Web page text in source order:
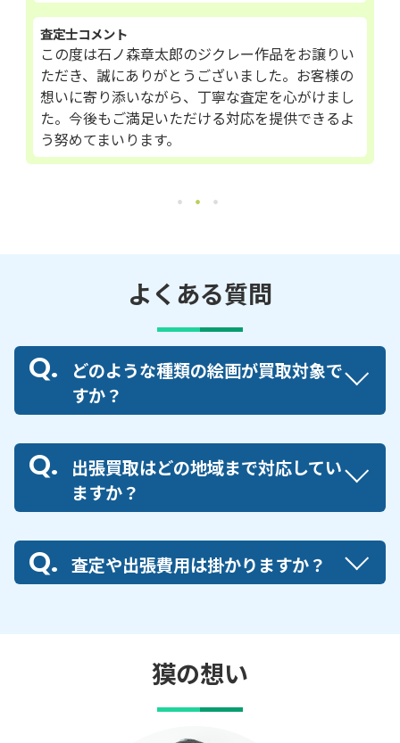
査定士コメント
この度は石ノ森章太郎のジクレー作品をお譲りい
ただき、誠にありがとうございました。お客様の
想いに寄り添いながら、丁寧な査定を心がけまし
た。今後もご満足いただける対応を提供できるよ
う努めてまいります。
よくある質問
どのような種類の絵画が買取対象で
すか？
出張買取はどの地域まで対応してい
ますか？
査定や出張費用は掛かりますか？
獏の想い